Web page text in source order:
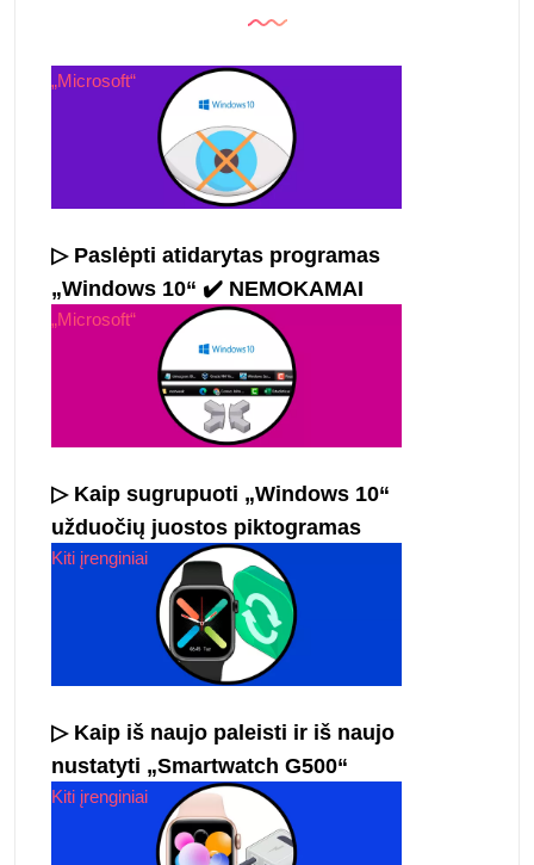
„Microsoft“
▷ Paslėpti atidarytas programas
„Windows 10“ ✔️ NEMOKAMAI
„Microsoft“
▷ Kaip sugrupuoti „Windows 10“
užduočių juostos piktogramas
Kiti įrenginiai
▷ Kaip iš naujo paleisti ir iš naujo
nustatyti „Smartwatch G500“
Kiti įrenginiai